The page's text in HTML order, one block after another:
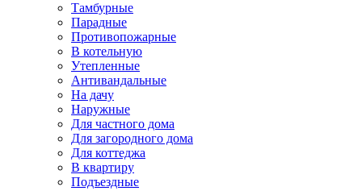
Тамбурные
Парадные
Противопожарные
В котельную
Утепленные
Антивандальные
На дачу
Наружные
Для частного дома
Для загородного дома
Для коттеджа
В квартиру
Подъездные